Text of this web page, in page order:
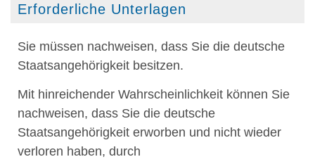
Erforderliche Unterlagen
Sie müssen nachweisen, dass Sie die deutsche
Staatsangehörigkeit besitzen.
Mit hinreichender Wahrscheinlichkeit können Sie
nachweisen, dass Sie die deutsche
Staatsangehörigkeit erworben und nicht wieder
verloren haben, durch